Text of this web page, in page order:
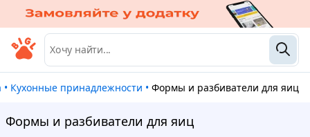
• Кухонные принадлежности • Формы и разбиватели для яиц
Формы и разбиватели для яиц